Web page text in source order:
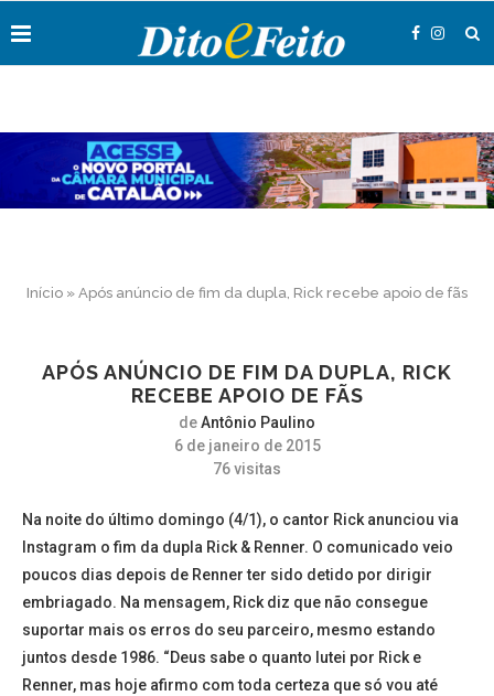
Início » Após anúncio de fim da dupla, Rick recebe apoio de fãs
APÓS ANÚNCIO DE FIM DA DUPLA, RICK
RECEBE APOIO DE FÃS
deAntônio Paulino
6 de janeiro de 2015
76visitas
Na noite do último domingo (4/1), o cantor Rick anunciou via
Instagram o fim da dupla Rick & Renner. O comunicado veio
poucos dias depois de Renner ter sido detido por dirigir
embriagado. Na mensagem, Rick diz que não consegue
suportar mais os erros do seu parceiro, mesmo estando
juntos desde 1986. “Deus sabe o quanto lutei por Rick e
Renner, mas hoje afirmo com toda certeza que só vou até